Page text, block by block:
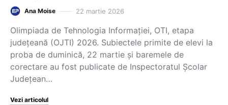
Ana Moise 22 martie 2026
Olimpiada de Tehnologia Informației, OTI, etapa
județeană (OJTI) 2026. Subiectele primite de elevi la
proba de duminică, 22 martie și baremele de
corectare au fost publicate de Inspectoratul Școlar
Județean…
Vezi articolul